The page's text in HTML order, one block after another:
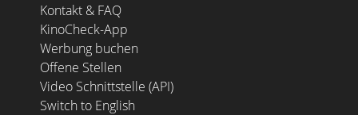
Kontakt & FAQ
KinoCheck-App
Werbung buchen
Offene Stellen
Video Schnittstelle (API)
Switch to English